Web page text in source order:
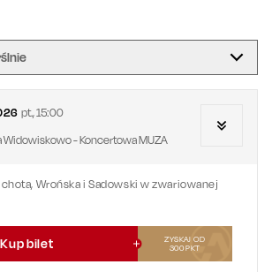
pt.,15:00
Widowiskowo - Koncertowa MUZA
Wrońska i Sadowski w zwariowanej
Kup bilet
ZYSKAJ OD
300PKT